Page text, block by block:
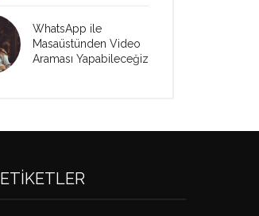
WhatsApp ile
Masaüstünden Video
Araması Yapabileceğiz
ETIKETLER